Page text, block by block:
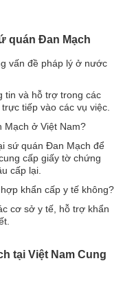
quán Đan Mạch
vấn đề pháp lý ở nước
tin và hỗ trợ trong các
tiếp vào các vụ việc.
Mạch ở Việt Nam?
sứ quán Đan Mạch để
cấp giấy tờ chứng
cấp lại.
khẩn cấp y tế không?
cơ sở y tế, hỗ trợ khẩn
tại Việt Nam Cung